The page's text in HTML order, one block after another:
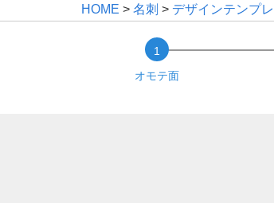
HOME > 名刺 > デザインテンプ
オモテ面